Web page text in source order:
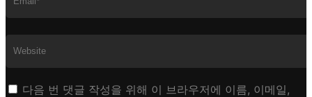
다음 번 댓글 작성을 위해 이 브라우저에 이름, 이메일,